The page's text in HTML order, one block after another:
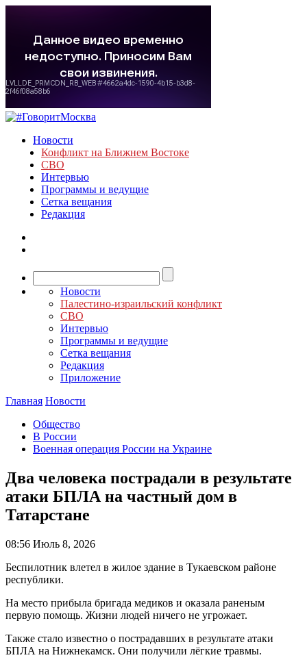
Новости
Конфликт на Ближнем Востоке
СВО
Интервью
Программы и ведущие
Сетка вещания
Редакция
Новости
Палестино-израильский конфликт
СВО
Интервью
Программы и ведущие
Сетка вещания
Редакция
Приложение
Главная Новости
Общество
В России
Военная операция России на Украине
Два человека пострадали в результате
атаки БПЛА на частный дом в
Татарстане
08:56 Июль 8, 2026
Беспилотник влетел в жилое здание в Тукаевском районе
республики.
На место прибыла бригада медиков и оказала раненым
первую помощь. Жизни людей ничего не угрожает.
Также стало известно о пострадавших в результате атаки
БПЛА на Нижнекамск. Они получили лёгкие травмы.